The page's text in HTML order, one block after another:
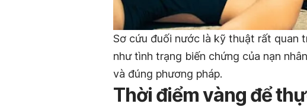
Sơ cứu đuối nước là kỹ thuật rất quan
như tình trạng biến chứng của nạn
và đúng phương pháp.
Thời điểm vàng để